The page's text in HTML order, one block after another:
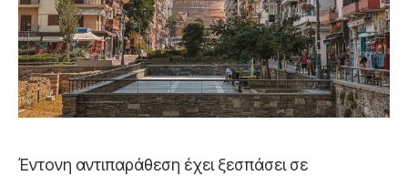
Έντονη αντιπαράθεση έχει ξεσπάσει σε